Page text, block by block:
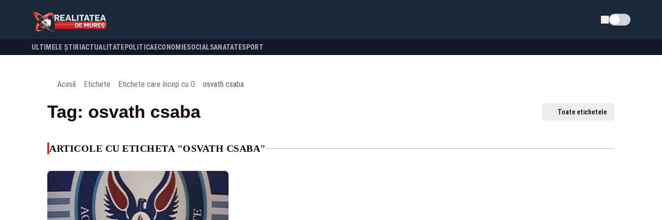
Schimba tema
ULTIMELE ȘTIRI ACTUALITATE POLITICA ECONOMIESOCIALSANATATESPORT
Acasă Etichete Etichete care încep cu O osvath csaba
Tag: osvath csaba Toate etichetele
ARTICOLE CU ETICHETA "OSVATH CSABA"